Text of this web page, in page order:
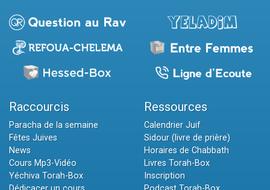
Raccourcis
Paracha de la semaine
Fêtes Juives
News
Cours Mp3-Vidéo
Yéchiva Torah-Box
Ressources
Calendrier Juif
Sidour (livre de prière)
Horaires de Chabbath
Livres Torah-Box
Inscription